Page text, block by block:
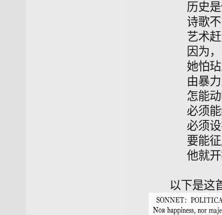
历史
诗歌
艺术
因为
她怕
由暴
怎能
必须
必须
要能
他就
以下是这